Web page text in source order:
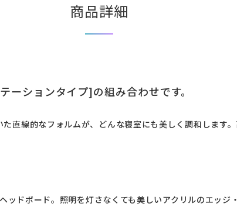
商品詳細
ションタイプ]の組み合わせです。
直線的なフォルムが、どんな寝室にも美しく調和します
ッドボード。照明を灯さなくても美しいアクリルのエッジ